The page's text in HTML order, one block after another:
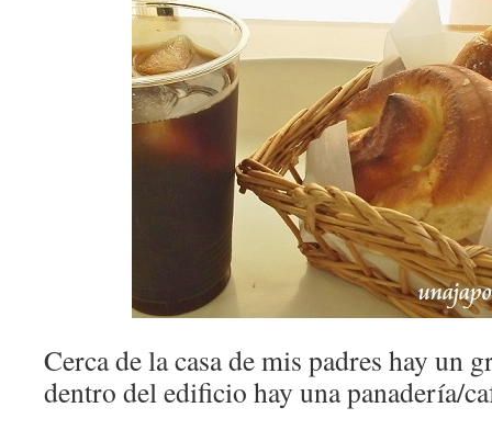
Cerca de la casa de mis padres hay un
dentro del edificio hay una panadería/